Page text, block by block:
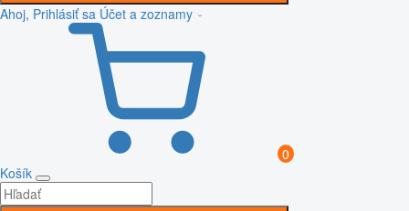
Ahoj, Prihlásiť sa Účet a zoznamy
0
Košík